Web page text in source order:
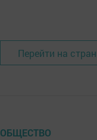
Перейти на
ОБЩЕСТВО